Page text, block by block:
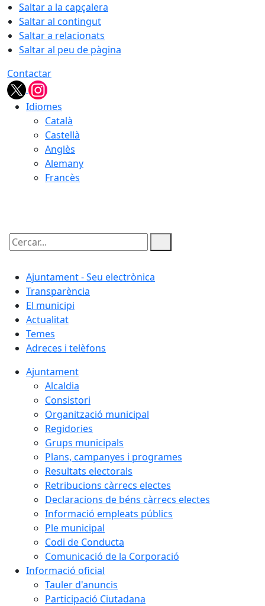
Saltar a la capçalera
Saltar al contingut
Saltar a relacionats
Saltar al peu de pàgina
Contactar
Idiomes
Català
Castellà
Anglès
Alemany
Francès
Cercar:
Ajuntament - Seu electrònica
Transparència
El municipi
Actualitat
Temes
Adreces i telèfons
Ajuntament
Alcaldia
Consistori
Organització municipal
Regidories
Grups municipals
Plans, campanyes i programes
Resultats electorals
Retribucions càrrecs electes
Declaracions de béns càrrecs electes
Informació empleats públics
Ple municipal
Codi de Conducta
Comunicació de la Corporació
Informació oficial
Tauler d'anuncis
Participació Ciutadana